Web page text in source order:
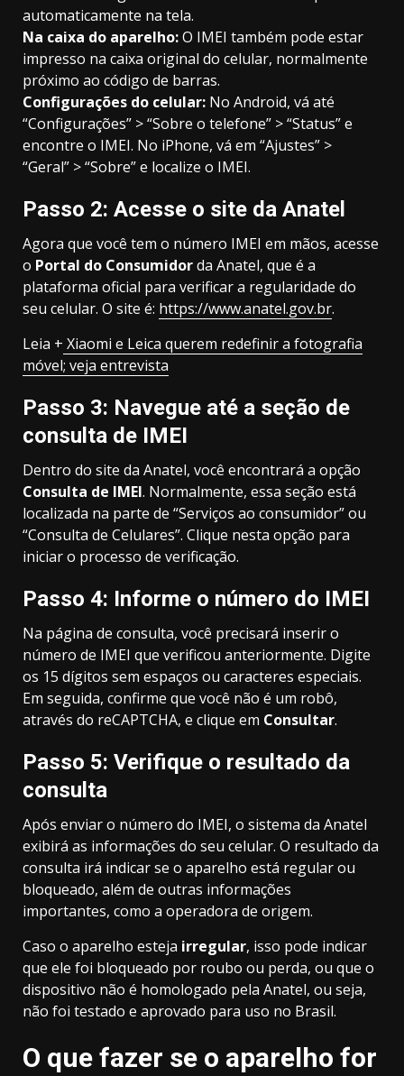
automaticamente na tela.
Na caixa do aparelho:O IMEI também pode estar
impresso na caixa original do celular, normalmente
próximo ao código de barras.
Configurações do celular: No Android, vá até
“Configurações” > “Sobre o telefone” > “Status” e
encontre o IMEI. No iPhone, vá em “Ajustes” >
“Geral” > “Sobre” e localize o IMEI.
Passo 2: Acesse o site da Anatel
Agora que você tem o número IMEI em mãos, acesse
o Portal do Consumidorda Anatel, que é a
plataforma oficial para verificar a regularidade do
seu celular. O site é: https://www.anatel.gov.br.
Leia + Xiaomi e Leica querem redefinir a fotografia
móvel; veja entrevista
Passo 3: Navegue até a seção de
consulta de IMEI
Dentro do site da Anatel, você encontrará a opção
Consulta de IMEI. Normalmente, essa seção está
localizada na parte de “Serviços ao consumidor” ou
“Consulta de Celulares”. Clique nesta opção para
iniciar o processo de verificação.
Passo 4: Informe o número do IMEI
Na página de consulta, você precisará inserir o
número de IMEI que verificou anteriormente. Digite
os 15 dígitos sem espaços ou caracteres especiais.
Em seguida, confirme que você não é um robô,
através do reCAPTCHA, e clique em Consultar.
Passo 5: Verifique o resultado da
consulta
Após enviar o número do IMEI, o sistema da Anatel
exibirá as informações do seu celular. O resultado da
consulta irá indicar se o aparelho está regular ou
bloqueado, além de outras informações
importantes, como a operadora de origem.
Caso o aparelho esteja irregular, isso pode indicar
que ele foi bloqueado por roubo ou perda, ou que o
dispositivo não é homologado pela Anatel, ou seja,
não foi testado e aprovado para uso no Brasil.
O que fazer se o aparelho for